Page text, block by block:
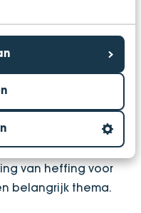
bij het werkelijk
blijkt niet
de wijzigingen
van de
of 2026 zal worden
onduidelijk hoe
onroerende zaken
van heffing voor
belangrijk thema.